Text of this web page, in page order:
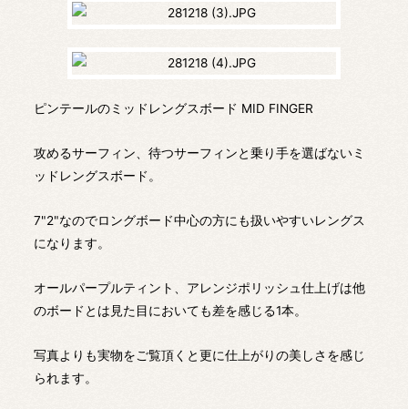
ピンテールのミッドレングスボード MID FINGER
攻めるサーフィン、待つサーフィンと乗り手を選ばないミ
ッドレングスボード。
7"2"なのでロングボード中心の方にも扱いやすいレングス
になります。
オールパープルティント、アレンジポリッシュ仕上げは他
のボードとは見た目においても差を感じる1本。
写真よりも実物をご覧頂くと更に仕上がりの美しさを感じ
られます。